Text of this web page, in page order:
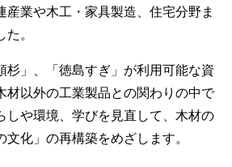
産業や木工・家具製造、住宅分野ま
。
杉」、「徳島すぎ」が利用可能な資
材以外の工業製品との関わりの中で
しや環境、学びを見直して、木材の
化」の再構築をめざします。